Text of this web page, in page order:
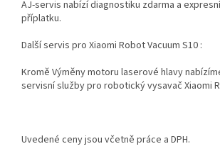
AJ-servis nabízí diagnostiku zdarma a
příplatku.
Další servis pro Xiaomi Robot Vacuum S10 :
Kromě Výměny motoru laserové hlavy
servisní služby pro robotický vysavač Xiaomi
Uvedené ceny jsou včetně práce a DPH.